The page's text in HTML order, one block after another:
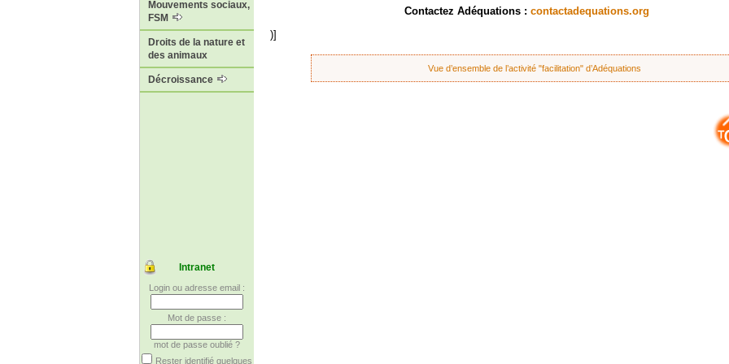
Mouvements sociaux,
FSM
Droits de la nature et
des animaux
Décroissance
Intranet
Login ou adresse email :
Mot de passe :
mot de passe oublié ?
Rester identifié quelques
Contactez Adéquations : contactadequations.org
)]
Vue d’ensemble de l’activité "facilitation" d’Adéquations